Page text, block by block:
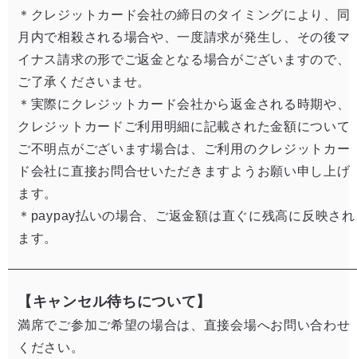
＊クレジットカード会社の締日のタイミングにより、同
月内で相殺される場合や、一度請求が発生し、その後マ
イナス請求の形でご返金となる場合がございますので、
ご了承くださいませ。
​＊実際にクレジットカード会社から返金される時期や、
クレジットカードご利用明細に記載された金額について
ご不明点がございます場合は、ご利用のクレジットカー
ド会社に直接お問合せいただきますようお願い申し上げ
ます。​
＊paypay払いの場合、ご返金額は直ぐに残高に反映され
ます。
【キャンセル待ちについて】
満席でご参加ご希望の場合は、直接会場へお問い合わせ
ください。​